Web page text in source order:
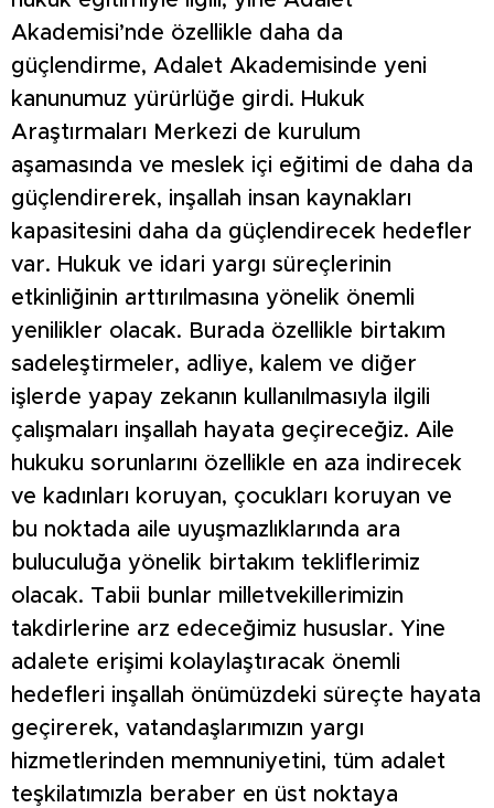
Akademisi’nde özellikle daha da
güçlendirme, Adalet Akademisinde yeni
kanunumuz yürürlüğe girdi. Hukuk
Araştırmaları Merkezi de kurulum
aşamasında ve meslek içi eğitimi de daha da
güçlendirerek, inşallah insan kaynakları
kapasitesini daha da güçlendirecek hedefler
var. Hukuk ve idari yargı süreçlerinin
etkinliğinin arttırılmasına yönelik önemli
yenilikler olacak. Burada özellikle birtakım
sadeleştirmeler, adliye, kalem ve diğer
işlerde yapay zekanın kullanılmasıyla ilgili
çalışmaları inşallah hayata geçireceğiz. Aile
hukuku sorunlarını özellikle en aza indirecek
ve kadınları koruyan, çocukları koruyan ve
bu noktada aile uyuşmazlıklarında ara
buluculuğa yönelik birtakım tekliflerimiz
olacak. Tabii bunlar milletvekillerimizin
takdirlerine arz edeceğimiz hususlar. Yine
adalete erişimi kolaylaştıracak önemli
hedefleri inşallah önümüzdeki süreçte hayata
geçirerek, vatandaşlarımızın yargı
hizmetlerinden memnuniyetini, tüm adalet
teşkilatımızla beraber en üst noktaya